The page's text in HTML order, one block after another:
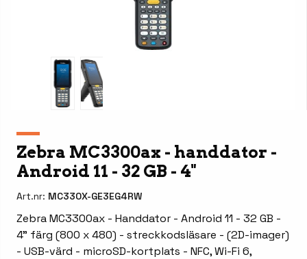
Zebra MC3300ax - handdator -
Android 11 - 32 GB - 4"
Art.nr: MC330X-GE3EG4RW
Zebra MC3300ax - Handdator - Android 11 - 32 GB -
4" färg (800 x 480) - streckkodsläsare - (2D-imager)
- USB-värd - microSD-kortplats - NFC, Wi-Fi 6,